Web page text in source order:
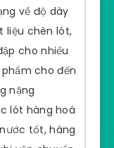
về độ dày
liệu chèn lót,
cho nhiều
cho đến
nặng
lót hàng hoá
tốt, hàng